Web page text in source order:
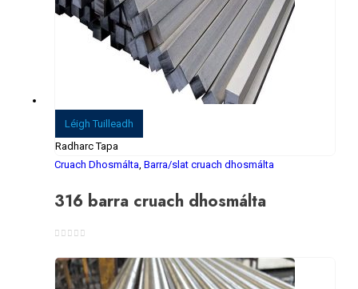
Léigh Tuilleadh
Radharc Tapa
Cruach Dhosmálta Barra/slat cruach dhosmálta
316 barra cruach dhosmálta